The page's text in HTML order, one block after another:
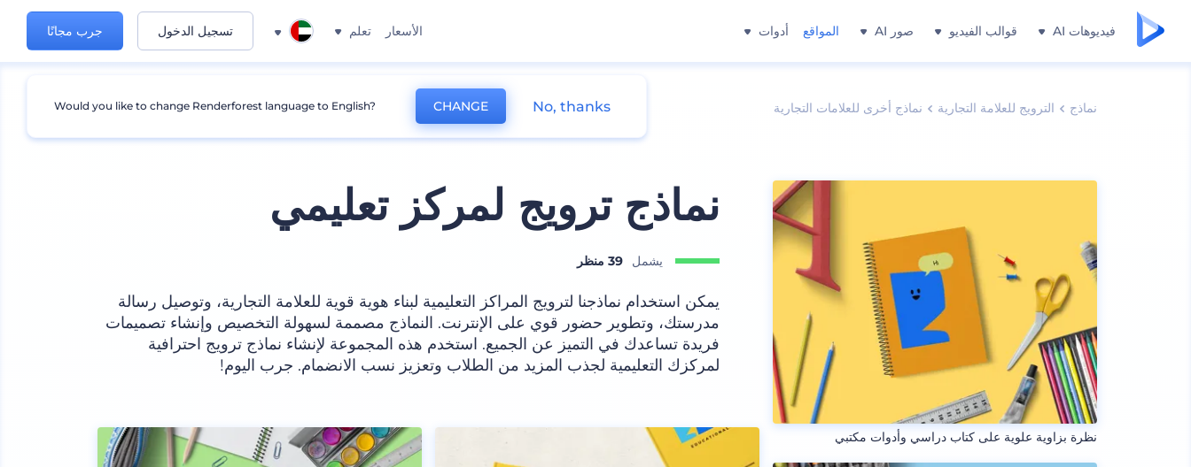
فيديوهات AI قوالب الفيديو صور AI المواقع أدوات الأسعار تعلم تسجيل الدخول جرب مجانًا
نماذج الترويج للعلامة التجارية نماذج أخرى للعلامات التجارية
نظرة بزاوية علوية على كتاب دراسي وأدوات مكتبي
نماذج ترويج لمركز تعليمي
يشمل 39 منظر
يمكن استخدام نماذجنا لترويج المراكز التعليمية لبناء هوية قوية للعلامة التجارية، وتوصيل رسالة
مدرستك، وتطوير حضور قوي على الإنترنت. النماذج مصممة لسهولة التخصيص وإنشاء تصميمات
فريدة تساعدك في التميز عن الجميع. استخدم هذه المجموعة لإنشاء نماذج ترويج احترافية
لمركزك التعليمية لجذب المزيد من الطلاب وتعزيز نسب الانضمام. جرب اليوم!
Would you like to change Renderforest language to English? CHANGE No, thanks